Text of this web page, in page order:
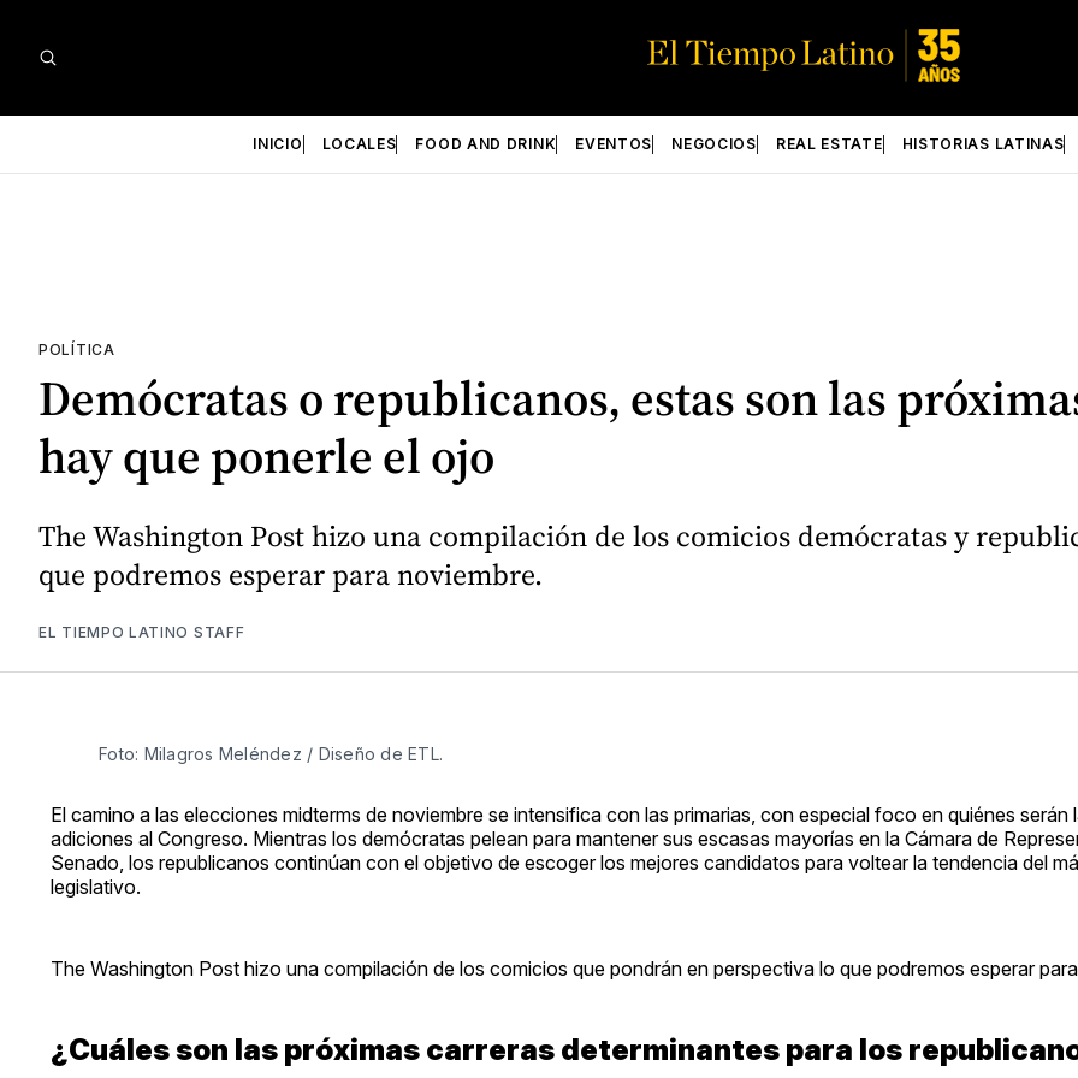
INICIO LOCALES FOOD AND DRINK EVENTOS NEGOCIOS REAL ESTATE HISTORIAS LATINAS
POLÍTICA
Demócratas o republicanos, estas son las
hay que ponerle el ojo
The Washington Post hizo una compilación de los comicios demócratas y
que podremos esperar para noviembre.
EL TIEMPO LATINO STAFF
Foto: Milagros Meléndez / Diseño de ETL.
El camino a las elecciones midterms de noviembre se intensifica con las primarias, con especial foco en quiénes serán
adiciones al Congreso. Mientras los demócratas pelean para mantener sus escasas mayorías en la Cámara de
Senado, los republicanos continúan con el objetivo de escoger los mejores candidatos para voltear la tendencia del
legislativo.
The Washington Post hizo una compilación de los comicios que pondrán en perspectiva lo que podremos esperar
¿Cuáles son las próximas carreras determinantes para los